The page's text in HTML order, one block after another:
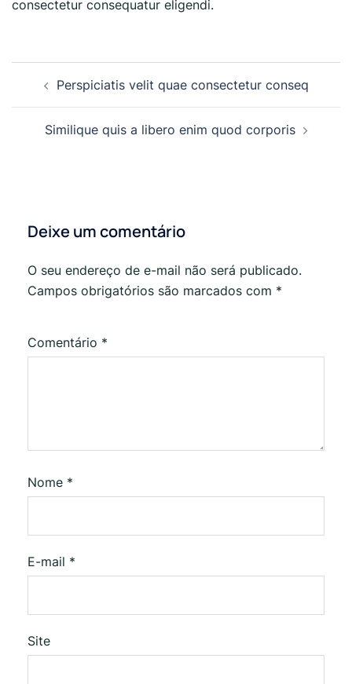
consectetur consequatur eligendi.
posts
Perspiciatis velit quae consectetur conseq
Similique quis a libero enim quod corporis
Deixe um comentário
O seu endereço de e-mail não será publicado.
Campos obrigatórios são marcados com *
Comentário *
Nome *
E-mail *
Site